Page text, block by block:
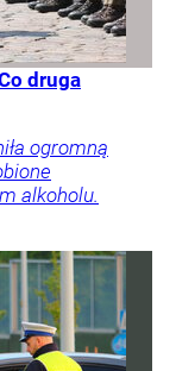
druga
ogromną
alkoholu.